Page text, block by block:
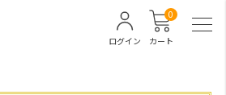
カート
0
ログイン